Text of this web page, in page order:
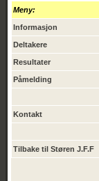
Meny:
Informasjon
Deltakere
Resultater
Påmelding
Kontakt
Tilbake til Støren J.F.F